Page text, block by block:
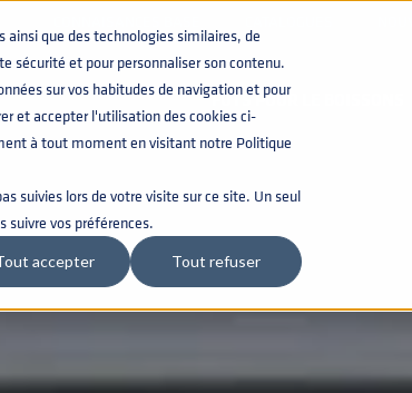
ainsi que des technologies similaires, de
sécurité et pour personnaliser son contenu.
sur vos habitudes de navigation et pour
et accepter l'utilisation des cookies ci-
à tout moment en visitant notre Politique
suivies lors de votre visite sur ce site. Un seul
suivre vos préférences.
accepter Tout refuser
CARRIERES
FÛTS POUR LE BOISSONS